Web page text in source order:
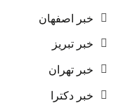
خبر اصفهان
خبر تبریز
خبر تهران
خبر دکترا